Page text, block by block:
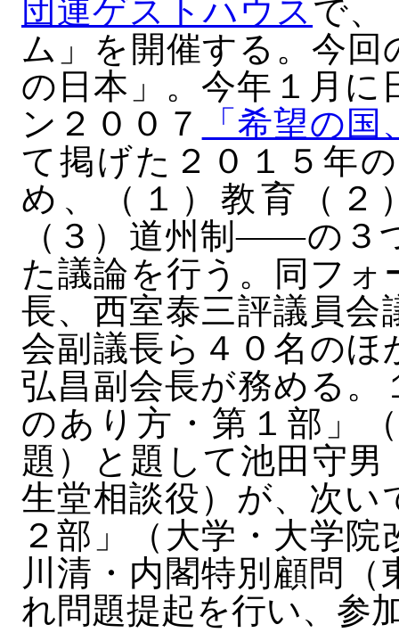
団連ゲストハウス で、
ム」を開催する。今
の日本」。今年１月に
ン２００７
「希望の
て掲げた２０１５年
め、（１）教育（２
（３）道州制――の３
た議論を行う。同フ
長、西室泰三評議員会
会副議長ら４０名のほ
弘昌副会長が務める。
のあり方・第１部」
題）と題して池田守
生堂相談役）が、次い
２部」（大学・大学
川清・内閣特別顧問
れ問題提起を行い、参